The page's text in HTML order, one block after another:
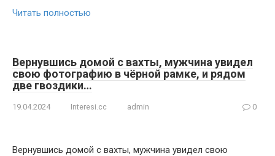
Читать полностью
Вернувшись домой с вахты, мужчина увидел
свою фотографию в чёрной рамке, и рядом
две гвоздики…
19.04.2024 Interesi.cc admin 0
Вернувшись домой с вахты, мужчина увидел свою